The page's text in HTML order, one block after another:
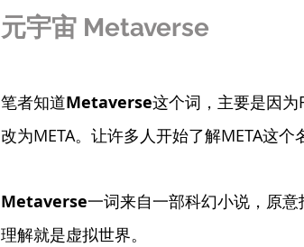
元宇宙 Metaverse
笔者知道Metaverse这个词，主要是因为
改为META。让许多人开始了解META这个
Metaverse一词来自一部科幻小说，原意
理解就是虚拟世界。